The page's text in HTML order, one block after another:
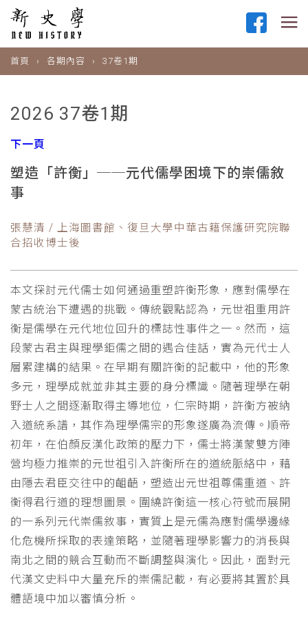
首頁 各期內容 37卷1期
2026 37卷1期
下一頁
塑造「許衡」──元代儒學困境下的崇儒敘
事
張慧清 / 上海圖書館、復旦大學中華古籍保護研究院聯
合招收博士後
本文探討元代儒士如何通過重塑許衡形象，應對儒學在
蒙古統治下遭遇的挑戰。傳統觀點認為，元世祖重用許
衡是儒學在元代地位回升的標誌性事件之一。然而，這
段蒙古君主與理學鉅儒之間的遇合佳話，實為元代士人
層累建構的結果。在早期有關許衡的記載中，他的形象
多元，理學成就並非其主要的身分標識。隨著理學在朝
野士人之間逐漸取得主導地位，仁宗時期，許衡方被納
入道統系譜，其作為理學儒宗的形象遂廣為流傳。順帝
初年，在伯顏反漢化政策的壓力下，儒士將漢蒙雙方陣
營均極力推崇的元世祖引入許衡所在的道統脈絡中，藉
由隱去君臣交往中的齟齬，塑造出元世祖尊儒重道、許
衡得君行道的理想圖景。圍繞許衡這一核心符號而展開
的一系列元代崇儒敘事，實質上是元儒為應對儒學邊緣
化危機所採取的表達策略，並隨著理學影響力的消長與
南北之間的競合互動而不斷調整與演化。因此，面對元
代漢文史料中大量充斥的崇儒記載，有必要將其置於具
體語境中加以審慎分析。